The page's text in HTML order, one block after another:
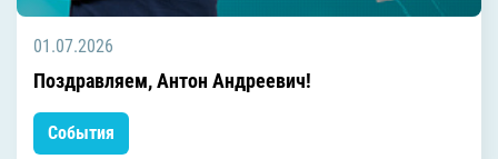
01.07.2026
Поздравляем, Антон Андреевич!
События